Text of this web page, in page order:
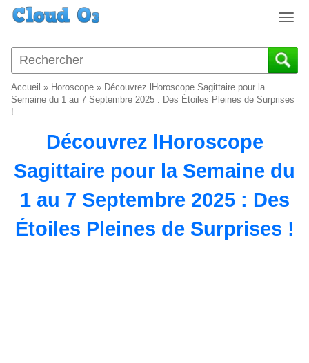
T
g
g
g
t
o
Accueil » Horoscope » Découvrez lHoroscope Sagittaire pour la
Semaine du 1 au 7 Septembre 2025 : Des Étoiles Pleines de Surprises
!
Découvrez lHoroscope
Sagittaire pour la Semaine du
1 au 7 Septembre 2025 : Des
Étoiles Pleines de Surprises !